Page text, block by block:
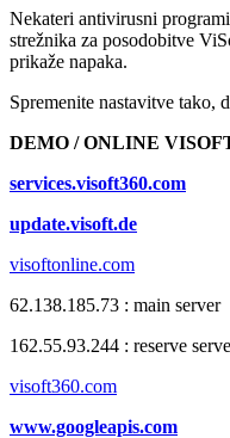
Nekateri antivirusni
strežnika za posodobitve
prikaže napaka.
Spremenite nastavitve tako,
DEMO / ONLINE
services.visoft360.com
update.visoft.de
visoftonline.com
62.138.185.73 : main server
162.55.93.244 : reserve
visoft360.com
www.googleapis.com